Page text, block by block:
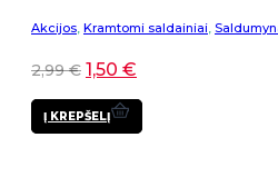
Akcijos, Kramtomi saldainiai,
2,99€ 1,50 €
Į KREPŠELĮ